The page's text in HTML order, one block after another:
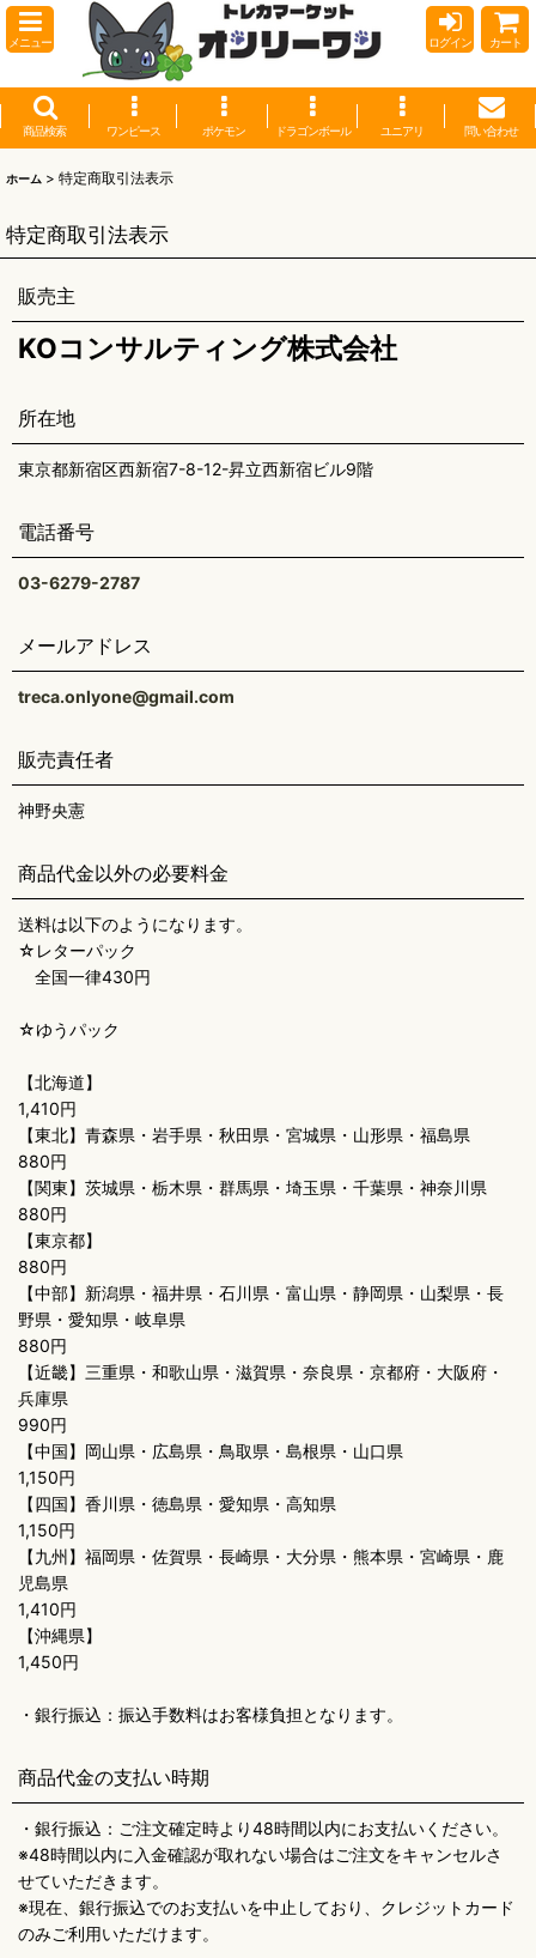
メニュー ログイン カート
商品検索 ワンピース ポケモン ドラゴンボール ユニアリ 問い合わせ
ホーム > 特定商取引法表示
特定商取引法表示
販売主
KOコンサルティング株式会社
所在地
東京都新宿区西新宿7-8-12-昇立西新宿ビル9階
電話番号
03-6279-2787
メールアドレス
treca.onlyone@gmail.com
販売責任者
神野央憲
商品代金以外の必要料金
送料は以下のようになります。
☆レターパック
全国一律430円
☆ゆうパック
【北海道】
1,410円
【東北】青森県・岩手県・秋田県・宮城県・山形県・福島県
880円
【関東】茨城県・栃木県・群馬県・埼玉県・千葉県・神奈川県
880円
【東京都】
880円
【中部】新潟県・福井県・石川県・富山県・静岡県・山梨県・長
野県・愛知県・岐阜県
880円
【近畿】三重県・和歌山県・滋賀県・奈良県・京都府・大阪府・
兵庫県
990円
【中国】岡山県・広島県・鳥取県・島根県・山口県
1,150円
【四国】香川県・徳島県・愛知県・高知県
1,150円
【九州】福岡県・佐賀県・長崎県・大分県・熊本県・宮崎県・鹿
児島県
1,410円
【沖縄県】
1,450円
・銀行振込：振込手数料はお客様負担となります。
商品代金の支払い時期
・銀行振込：ご注文確定時より48時間以内にお支払いください。
※48時間以内に入金確認が取れない場合はご注文をキャンセルさ
せていただきます。
※現在、銀行振込でのお支払いを中止しており、クレジットカード
のみご利用いただけます。